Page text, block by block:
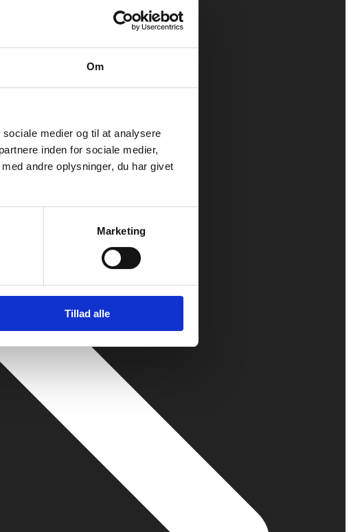
Om
medier og til at analysere
inden for sociale medier,
andre oplysninger, du har givet
Marketing
Tillad alle